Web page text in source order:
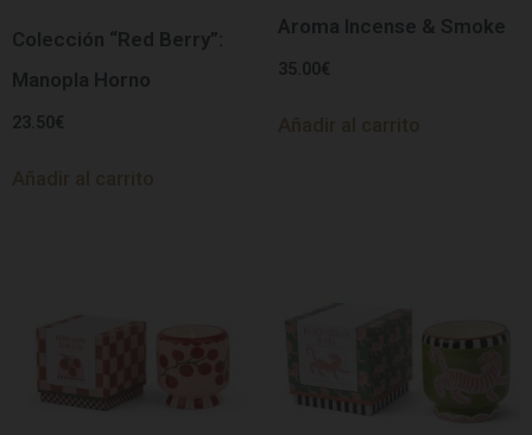
Colección “Red Berry”:
Manopla Horno
23.50€
Aroma Incense & Smoke
35.00€